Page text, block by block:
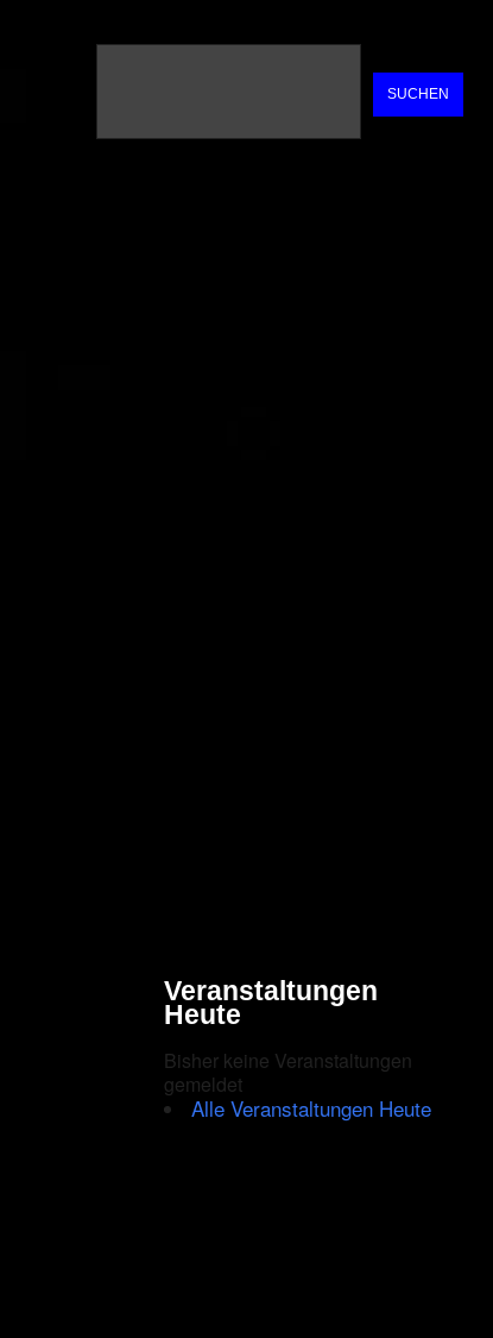
SUCHEN
Veranstaltungen
Heute
Bisher keine Veranstaltungen
gemeldet
Alle Veranstaltungen Heute